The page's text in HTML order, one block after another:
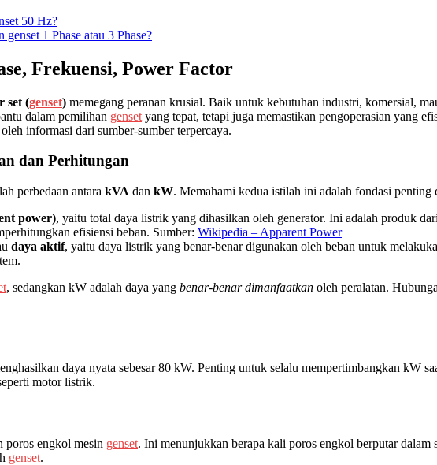
50 Hz?
1 Phase atau 3 Phase?
Frekuensi, Power Factor
set (genset) memegang peranan krusial. Baik untuk kebutuhan industri, komersial,
dalam pemilihan genset yang tepat, tetapi juga memastikan pengoperasian yang
informasi dari sumber-sumber terpercaya.
dan Perhitungan
perbedaan antara kVA dan kW. Memahami kedua istilah ini adalah fondasi penting
power), yaitu total daya listrik yang dihasilkan oleh generator. Ini adalah produk
efisiensi beban. Sumber: Wikipedia – Apparent Power
daya aktif, yaitu daya listrik yang benar-benar digunakan oleh beban untuk
, sedangkan kW adalah daya yang benar-benar dimanfaatkan oleh peralatan.
daya nyata sebesar 80 kW. Penting untuk selalu mempertimbangkan kW
motor listrik.
poros engkol mesin genset. Ini menunjukkan berapa kali poros engkol berputar dalam
genset.